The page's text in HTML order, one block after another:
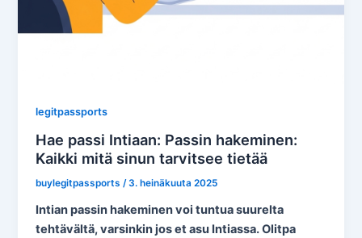
legitpassports
Hae passi Intiaan: Passin hakeminen:
Kaikki mitä sinun tarvitsee tietää
buylegitpassports/3. heinäkuuta 2025
Intian passin hakeminen voi tuntua suurelta
tehtävältä, varsinkin jos et asu Intiassa. Olitpa